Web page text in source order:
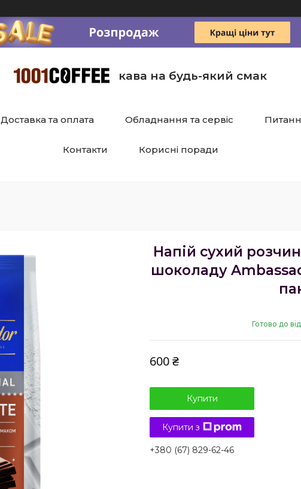
кава на будь-який смак
Доставка та оплата Обладнання та сервіс
Контакти Корисні поради
Напій сухий
шоколаду
Готово до
600 ₴
Купити
Купити з
+380 (67) 829-62-46